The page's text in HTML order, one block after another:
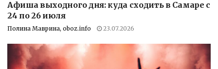
Афиша выходного дня: куда сходить в Самаре с
24 по 26 июля
Полина Маврина, oboz.info 23.07.2026